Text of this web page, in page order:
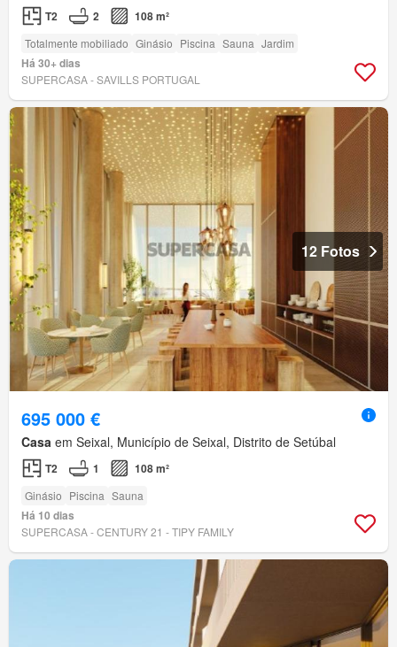
T2 2 108 m²
Totalmente mobiliado Ginásio Piscina Sauna Jardim
Há 30+ dias
SUPERCASA - SAVILLS PORTUGAL
12 Fotos
695 000 €
Casa em Seixal, Município de Seixal, Distrito de Setúbal
T2 1 108 m²
Ginásio Piscina Sauna
Há 10 dias
SUPERCASA - CENTURY 21 - TIPY FAMILY